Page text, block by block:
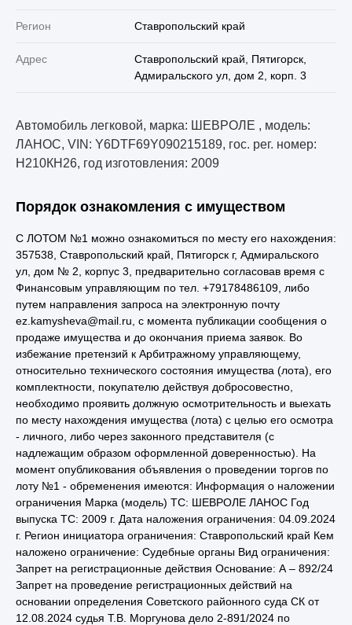
Регион Ставропольский край
Адрес
Ставропольский край, Пятигорск,
Адмиральского ул, дом 2, корп. 3
Автомобиль легковой, марка: ШЕВРОЛЕ , модель:
ЛАНОС, VIN: Y6DTF69Y090215189, гос. рег. номер:
Н210КН26, год изготовления: 2009
Порядок ознакомления с имуществом
С ЛОТОМ №1 можно ознакомиться по месту его нахождения:
357538, Ставропольский край, Пятигорск г, Адмиральского
ул, дом № 2, корпус 3, предварительно согласовав время с
Финансовым управляющим по тел. +79178486109, либо
путем направления запроса на электронную почту
ez.kamysheva@mail.ru, с момента публикации сообщения о
продаже имущества и до окончания приема заявок. Во
избежание претензий к Арбитражному управляющему,
относительно технического состояния имущества (лота), его
комплектности, покупателю действуя добросовестно,
необходимо проявить должную осмотрительность и выехать
по месту нахождения имущества (лота) с целью его осмотра
- личного, либо через законного представителя (с
надлежащим образом оформленной доверенностью). На
момент опубликования объявления о проведении торгов по
лоту №1 - обременения имеются: Информация о наложении
ограничения Марка (модель) ТС: ШЕВРОЛЕ ЛАНОС Год
выпуска ТС: 2009 г. Дата наложения ограничения: 04.09.2024
г. Регион инициатора ограничения: Ставропольский край Кем
наложено ограничение: Судебные органы Вид ограничения:
Запрет на регистрационные действия Основание: А – 892/24
Запрет на проведение регистрационных действий на
основании определения Советского районного суда СК от
12.08.2024 судья Т.В. Моргунова дело 2-891/2024 по